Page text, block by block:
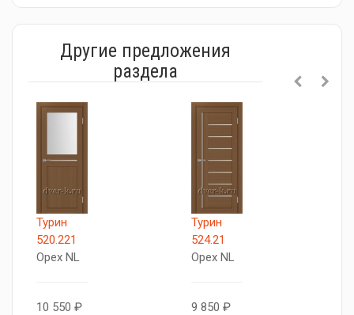
Другие предложения
раздела
Турин
520.221
Орех NL
10 550 ₽
Турин
524.21
Орех NL
9 850 ₽